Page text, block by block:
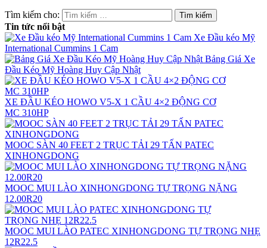
Tìm kiếm cho:
Tin tức nổi bật
Xe Đầu kéo Mỹ
International Cummins 1 Cam
Bảng Giá Xe
Đầu Kéo Mỹ Hoàng Huy Cập Nhật
XE ĐẦU KÉO HOWO V5-X 1 CẦU 4×2 ĐỘNG CƠ
MC 310HP
MOOC SÀN 40 FEET 2 TRỤC TẢI 29 TẤN PATEC
XINHONGDONG
MOOC MUI LÀO XINHONGDONG TỰ TRỌNG NẶNG
12.00R20
MOOC MUI LÀO PATEC XINHONGDONG TỰ TRỌNG NHẸ
12R22.5